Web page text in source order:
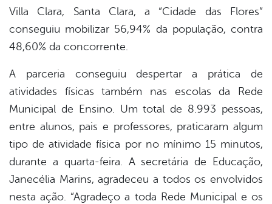
Villa Clara, Santa Clara, a “Cidade das Flores”
conseguiu mobilizar 56,94% da população, contra
48,60% da concorrente.
A parceria conseguiu despertar a prática de
atividades físicas também nas escolas da Rede
Municipal de Ensino. Um total de 8.993 pessoas,
entre alunos, pais e professores, praticaram algum
tipo de atividade física por no mínimo 15 minutos,
durante a quarta-feira. A secretária de Educação,
Janecélia Marins, agradeceu a todos os envolvidos
nesta ação. “Agradeço a toda Rede Municipal e os